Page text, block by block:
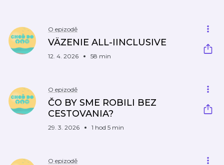
O epizodě
VÄZENIE ALL-IINCLUSIVE
12. 4. 2026 58 min
O epizodě
ČO BY SME ROBILI BEZ
CESTOVANIA?
29. 3. 2026 1 hod 5 min
O epizodě